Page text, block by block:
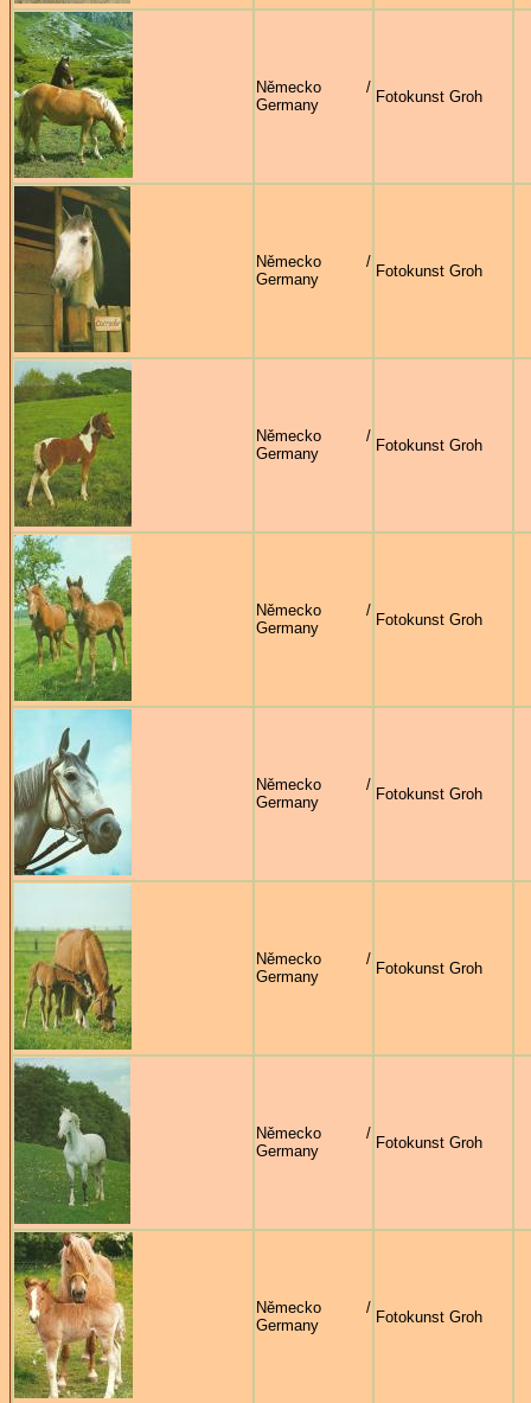
Německo /
Germany
Fotokunst Groh
Německo /
Germany
Fotokunst Groh
Německo /
Germany
Fotokunst Groh
Německo /
Germany
Fotokunst Groh
Německo /
Germany
Fotokunst Groh
Německo /
Germany
Fotokunst Groh
Německo /
Germany
Fotokunst Groh
Německo /
Germany
Fotokunst Groh